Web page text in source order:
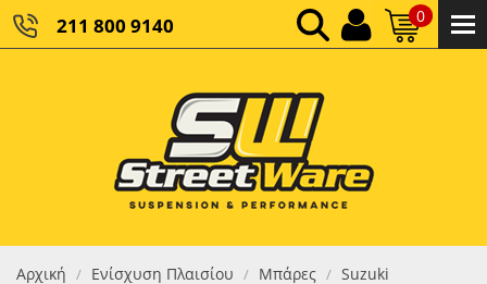
211 800 9140 0
ΚΑΘΑΡΌ ΣΎΝΟΛΟ:
ΤΕΛΙΚΌ ΣΎΝΟΛΟ:0,00 €
Αρχική / Ενίσχυση Πλαισίου / Μπάρες / Suzuki